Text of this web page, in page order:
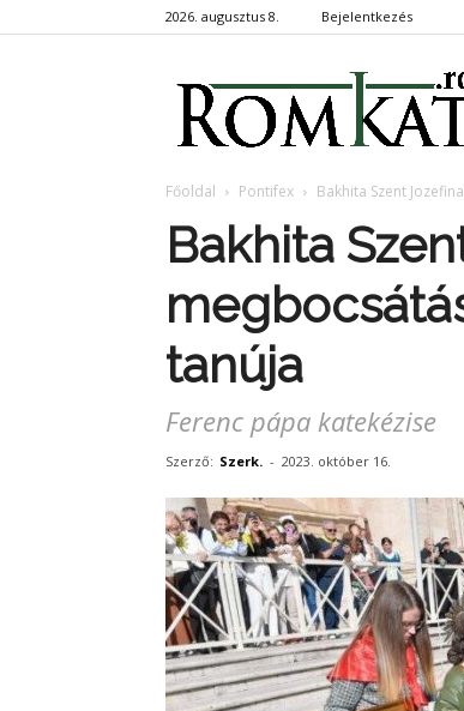
2026. augusztus 8. Bejelentkezés
Főoldal Pontifex Bakhita Szent
Bakhita
tanúja
Ferenc pápa katekézise
Szerző: Szerk. - 2023. október 16.